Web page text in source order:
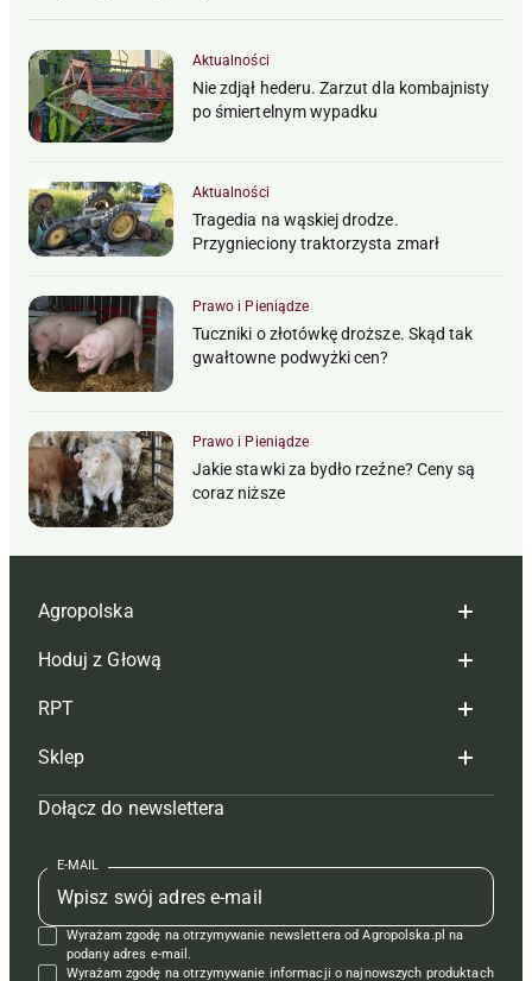
Aktualności
Nie zdjął hederu. Zarzut dla kombajnisty
po śmiertelnym wypadku
Aktualności
Tragedia na wąskiej drodze.
Przygnieciony traktorzysta zmarł
Prawo i Pieniądze
Tuczniki o złotówkę droższe. Skąd tak
gwałtowne podwyżki cen?
Prawo i Pieniądze
Jakie stawki za bydło rzeźne? Ceny są
coraz niższe
Agropolska
Redakcja
Reklama
Tagi
Mapa serwisu
Kontakt
Regulamin
Polityka prywatności
Hoduj z Głową
Hoduj z głową bydło
Hoduj z głową świnie
Prenumerata
Redakcja
Kontakt
Reklama
RPT
Redakcja
Prenumerata
Reklama
Kontakt
Krzyżówki
Sklep
Czasopisma i prenumerata
Książki
Regulamin
Dołącz do newslettera
E-MAIL
Wyrażam zgodę na otrzymywanie newslettera od Agropolska.pl na
podany adres e-mail.
Wyrażam zgodę na otrzymywanie informacji o najnowszych produktach